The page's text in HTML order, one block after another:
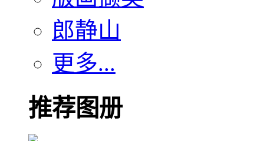
郎静山
更多...
推荐图册